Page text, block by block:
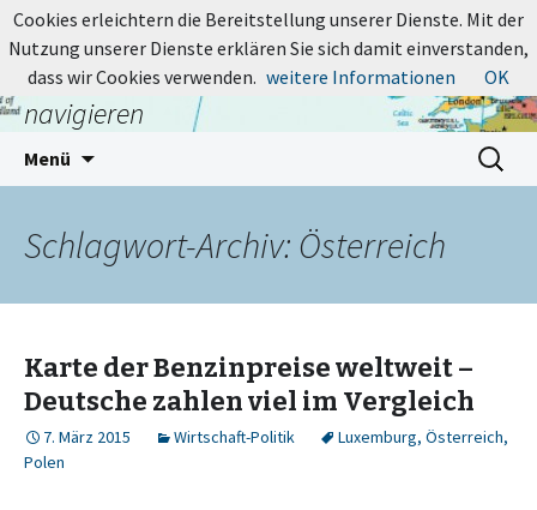
MapsBlog.de
Online-Karten: suchen, entdecken,
navigieren
Menü
Suchen
nach:
Schlagwort-Archiv: Österreich
Karte der Benzinpreise weltweit –
Deutsche zahlen viel im Vergleich
7. März 2015 Wirtschaft-Politik Luxemburg, Österreich,
Polen
Cookies erleichtern die Bereitstellung unserer Dienste. Mit der
Nutzung unserer Dienste erklären Sie sich damit einverstanden,
dass wir Cookies verwenden. weitere Informationen OK